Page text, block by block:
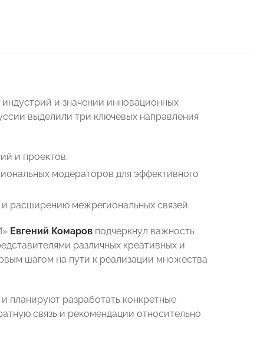
и значении инновационных
выделили три ключевых направления
и проектов.
модераторов для эффективного
расширению межрегиональных связей.
Евгений Комаров подчеркнул важность
различных креативных и
шагом на пути к реализации множества
планируют разработать конкретные
связь и рекомендации относительно